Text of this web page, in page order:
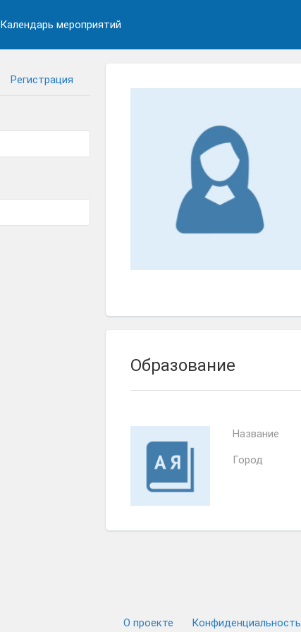
Календарь мероприятий
Регистрация
Образование
Название
Город
О проекте Конфиденциальность